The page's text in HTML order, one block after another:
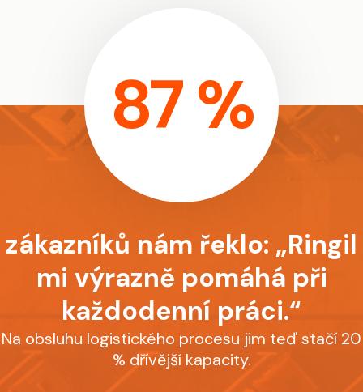
87 %
zákazníků nám řeklo: „Ringil
mi výrazně pomáhá při
každodenní práci.“
Na obsluhu logistického procesu jim teď stačí 20
% dřívější kapacity.